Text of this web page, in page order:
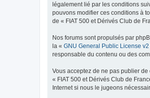
légalement lié par les conditions
pouvons modifier ces conditions à
de « FIAT 500 et Dérivés Club de
Nos forums sont propulsés par
la « GNU General Public License v2
responsable du contenu ou des
Vous acceptez de ne pas publier
« FIAT 500 et Dérivés Club de
Internet si nous le jugeons